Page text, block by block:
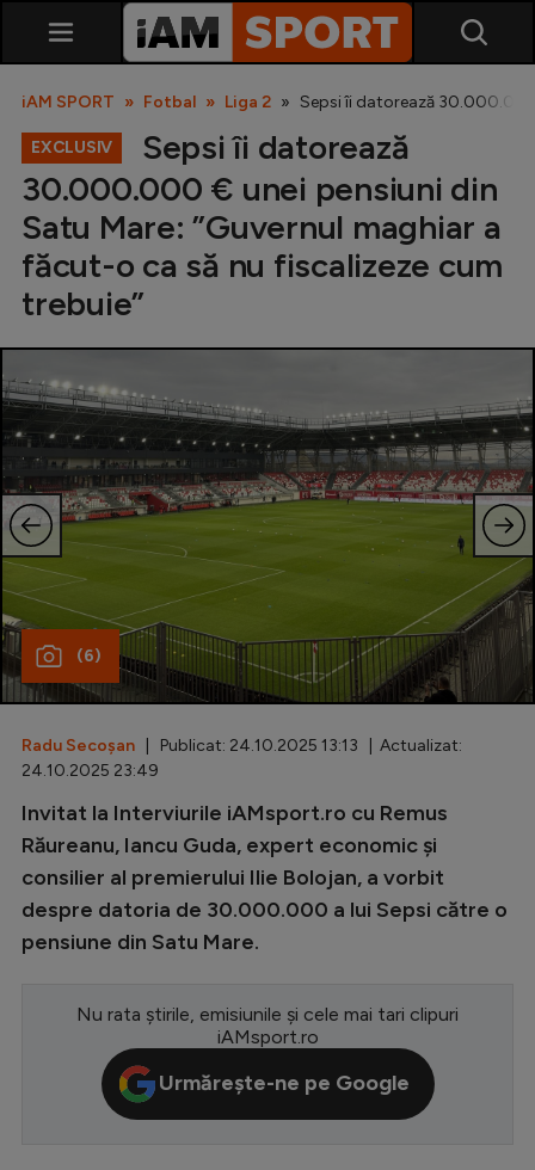
Liga 2
Cupa României
Echipa Națională
U21
Fotbal feminin
Diverse
Inedit
Clasamente
Champions League
Europa League
Premier League
Serie A
iAM SPORT Fotbal Liga 2 Sepsi îi datorează 30.000.000
EXCLUSIV
Sepsi îi datorează
30.000.000 € unei pensiuni din
Satu Mare: ”Guvernul maghiar a
făcut-o ca să nu fiscalizeze cum
trebuie”
(6)
Radu Secoșan | Publicat: 24.10.2025 13:13 | Actualizat:
24.10.2025 23:49
Invitat la Interviurile iAMsport.ro cu Remus
Răureanu, Iancu Guda, expert economic și
consilier al premierului Ilie Bolojan, a vorbit
despre datoria de 30.000.000 a lui Sepsi către o
pensiune din Satu Mare.
Nu rata știrile, emisiunile și cele mai tari clipuri
iAMsport.ro
Urmărește-ne pe Google